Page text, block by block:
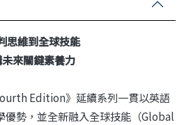
思維到全球技能
來關鍵素養力
Edition》延續系列一貫以英語
優勢，並全新融入全球技能（Global